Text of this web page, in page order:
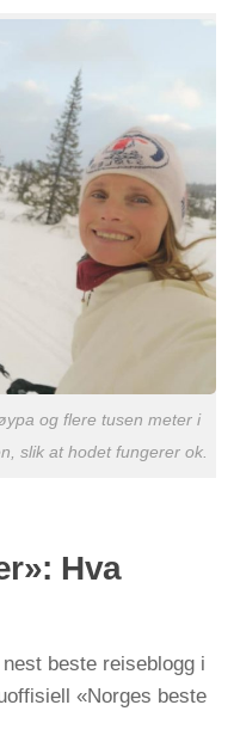
og flere tusen meter i
slik at hodet fungerer ok.
Hva
beste reiseblogg i
«Norges beste